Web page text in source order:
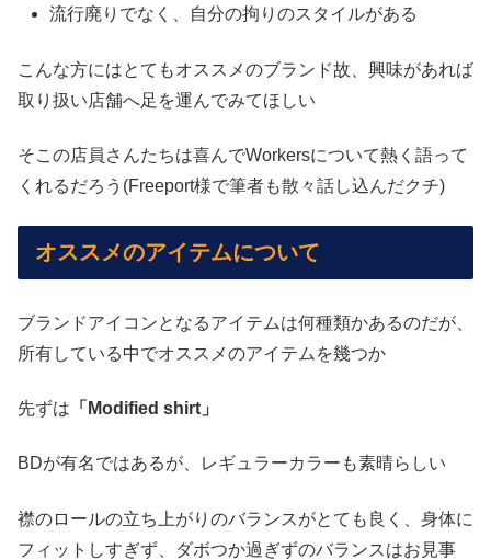
流行廃りでなく、自分の拘りのスタイルがある
こんな方にはとてもオススメのブランド故、興味があれば
取り扱い店舗へ足を運んでみてほしい
そこの店員さんたちは喜んでWorkersについて熱く語って
くれるだろう(Freeport様で筆者も散々話し込んだクチ)
オススメのアイテムについて
ブランドアイコンとなるアイテムは何種類かあるのだが、
所有している中でオススメのアイテムを幾つか
先ずは 「 Modified shirt」
BDが有名ではあるが、レギュラーカラーも素晴らしい
襟のロールの立ち上がりのバランスがとても良く、身体に
フィットしすぎず、ダボつか過ぎずのバランスはお見事